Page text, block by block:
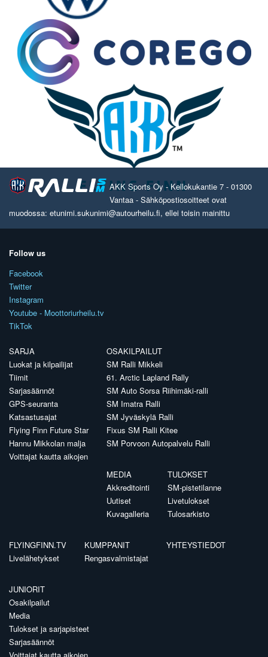
AKK Sports Oy - Kellokukantie 7 - 01300
Vantaa - Sähköpostiosoitteet ovat
muodossa: etunimi.sukunimi@autourheilu.fi, ellei toisin mainittu
Follow us
Facebook
Twitter
Instagram
Youtube - Moottoriurheilu.tv
TikTok
SARJA
Luokat ja kilpailijat
Tiimit
Sarjasäännöt
GPS-seuranta
Katsastusajat
Flying Finn Future Star
Hannu Mikkolan malja
Voittajat kautta aikojen
OSAKILPAILUT
SM Ralli Mikkeli
61. Arctic Lapland Rally
SM Auto Sorsa Riihimäki-ralli
SM Imatra Ralli
SM Jyväskylä Ralli
Fixus SM Ralli Kitee
SM Porvoon Autopalvelu Ralli
MEDIA
Akkreditointi
Uutiset
Kuvagalleria
TULOKSET
SM-pistetilanne
Livetulokset
Tulosarkisto
FLYINGFINN.TV
Livelähetykset
KUMPPANIT
Rengasvalmistajat
YHTEYSTIEDOT
JUNIORIT
Osakilpailut
Media
Tulokset ja sarjapisteet
Sarjasäännöt